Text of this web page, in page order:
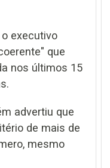
executivo
que
nos últimos 15
advertiu que
de mais de
mesmo